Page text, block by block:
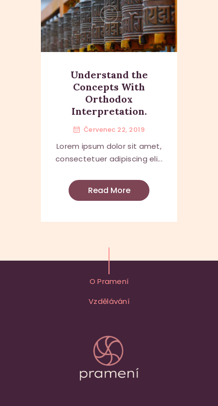
Understand the
Concepts With
Orthodox
Interpretation.
Červenec 22, 2019
Lorem ipsum dolor sit amet,
consectetuer adipiscing eli...
Read More
O Pramení
Vzdělávání